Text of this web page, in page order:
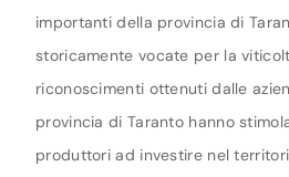
importanti della provincia di
storicamente vocate per la
riconoscimenti ottenuti dalle
provincia di Taranto hanno
produttori ad investire nel